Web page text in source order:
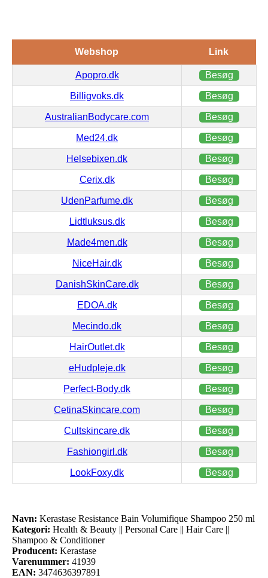
Webshop Link
Apopro.dk Besøg
Billigvoks.dk Besøg
AustralianBodycare.com Besøg
Med24.dk Besøg
Helsebixen.dk Besøg
Cerix.dk Besøg
UdenParfume.dk Besøg
Lidtluksus.dk Besøg
Made4men.dk Besøg
NiceHair.dk Besøg
DanishSkinCare.dk Besøg
EDOA.dk Besøg
Mecindo.dk Besøg
HairOutlet.dk Besøg
eHudpleje.dk Besøg
Perfect-Body.dk Besøg
CetinaSkincare.com Besøg
Cultskincare.dk Besøg
Fashiongirl.dk Besøg
LookFoxy.dk Besøg
Navn: Kerastase Resistance Bain Volumifique Shampoo 250 ml
Kategori: Health & Beauty || Personal Care || Hair Care ||
Shampoo & Conditioner
Producent: Kerastase
Varenummer: 41939
EAN: 3474636397891